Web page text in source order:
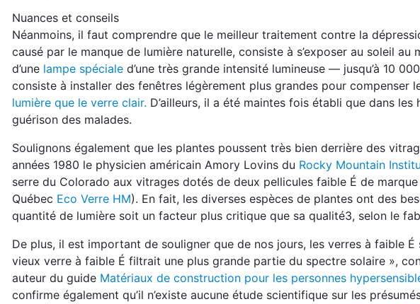
Nuances et conseils
Néanmoins, il faut comprendre que le meilleur traitement contre la
causé par le manque de lumière naturelle, consiste à s’exposer au soleil
d’une lampe spéciale d’une très grande intensité lumineuse — jusqu’à 10
consiste à installer des fenêtres légèrement plus grandes pour compenser
lumière que le verre clair. D’ailleurs, il a été maintes fois établi que dans
guérison des malades.
Soulignons également que les plantes poussent très bien derrière des
années 1980 le physicien américain Amory Lovins du Rocky Mountain
serre du Colorado aux vitrages dotés de deux pellicules faible É de marque
Québec Eco Verre HM). En fait, les diverses espèces de plantes ont des
quantité de lumière soit un facteur plus critique que sa qualité3, selon le
De plus, il est important de souligner que de nos jours, les verres à faible
vieux verre à faible É filtrait une plus grande partie du spectre solaire »,
auteur du guide Matériaux de construction pour les personnes
confirme également qu’il n’existe aucune étude scientifique sur les